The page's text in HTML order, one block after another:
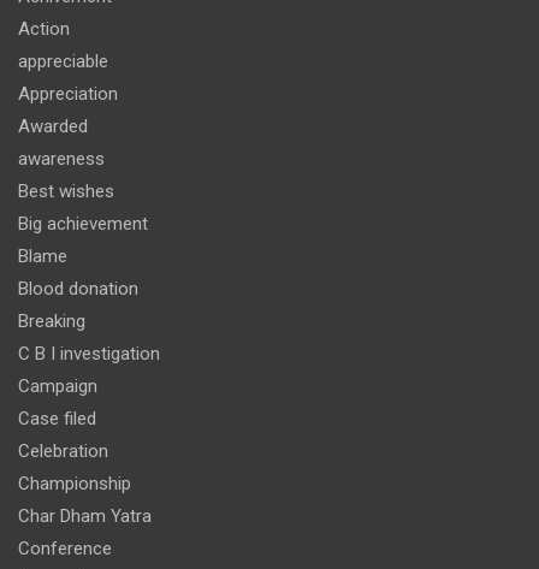
Action
appreciable
Appreciation
Awarded
awareness
Best wishes
Big achievement
Blame
Blood donation
Breaking
C B I investigation
Campaign
Case filed
Celebration
Championship
Char Dham Yatra
Conference